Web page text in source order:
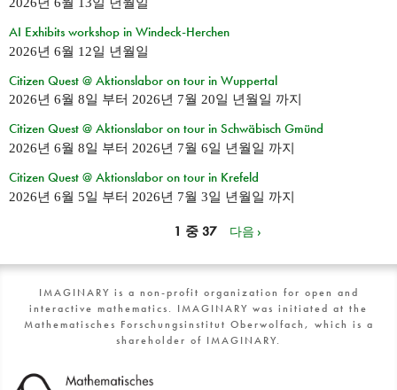
AI Exhibits workshop in Windeck-Herchen
2026년 6월 12일 년월일
Citizen Quest @ Aktionslabor on tour in Wuppertal
2026년 6월 8일 부터 2026년 7월 20일 년월일 까지
Citizen Quest @ Aktionslabor on tour in Schwäbisch Gmünd
2026년 6월 8일 부터 2026년 7월 6일 년월일 까지
Citizen Quest @ Aktionslabor on tour in Krefeld
2026년 6월 5일 부터 2026년 7월 3일 년월일 까지
1 중 37 다음 ›
IMAGINARY is a non-profit organization for open and
interactive mathematics. IMAGINARY was initiated at the
Mathematisches Forschungsinstitut Oberwolfach, which is a
shareholder of IMAGINARY.